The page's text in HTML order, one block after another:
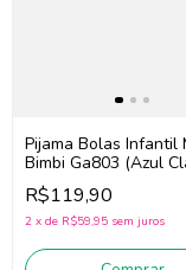
Pijama Bolas Infantil
Bimbi Ga803 (Azul
R$119,90
2 x de R$59,95 sem juros